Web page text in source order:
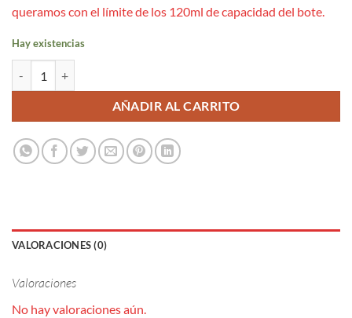
queramos con el límite de los 120ml de capacidad del bote.
Hay existencias
AÑADIR AL CARRITO
VALORACIONES (0)
Valoraciones
No hay valoraciones aún.